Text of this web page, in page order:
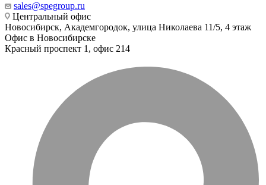
sales@spegroup.ru
Центральный офис
Новосибирск, Академгородок, улица Николаева 11/5, 4 этаж
Офис в Новосибирске
Красный проспект 1, офис 214